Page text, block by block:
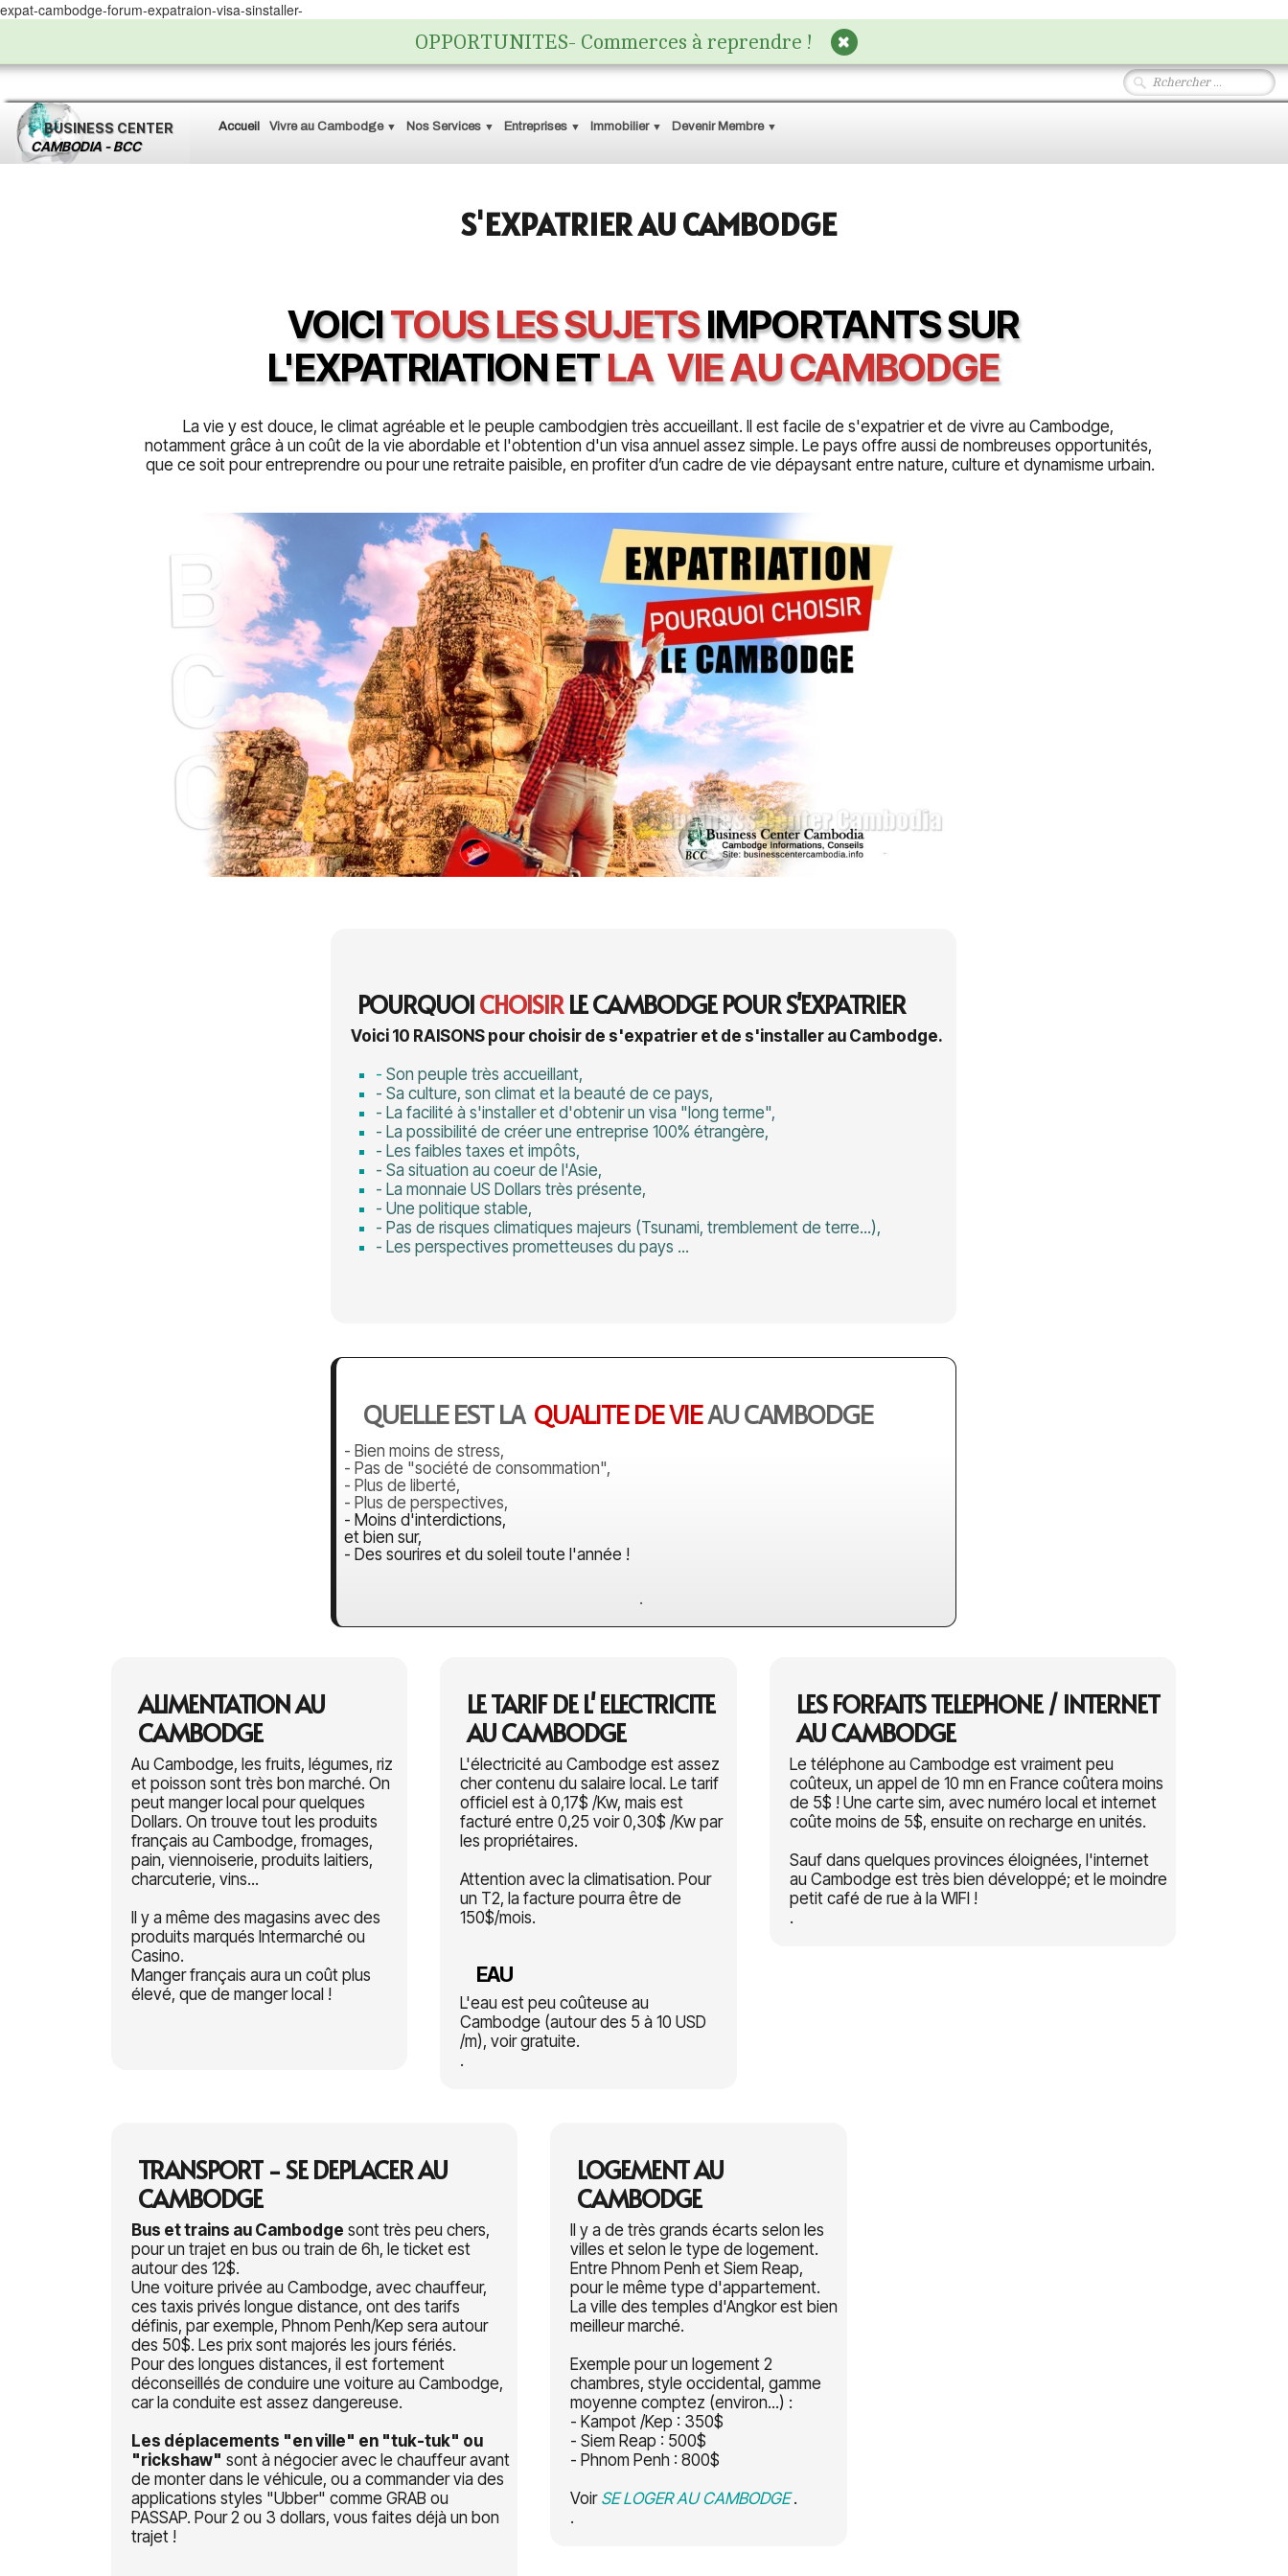
expat-cambodge-forum-expatraion-visa-sinstaller-
OPPORTUNITES- Commerces à reprendre !
BUSINESS CENTER
CAMBODIA - BCC
Accueil Vivre au Cambodge ▼ Nos Services ▼ Entreprises ▼ Immobilier ▼ Devenir Membre ▼
S'EXPATRIER AU CAMBODGE
VOICITOUS LES SUJETSIMPORTANTS SUR
L'EXPATRIATION ETLA VIE AU CAMBODGE
La vie y est douce, le climat agréable et le peuple cambodgien très accueillant. Il est facile de s'expatrier et de vivre au Cambodge,
notamment grâce à un coût de la vie abordable et l'obtention d'un visa annuel assez simple. Le pays offre aussi de nombreuses opportunités,
que ce soit pour entreprendre ou pour une retraite paisible, en profiter d’un cadre de vie dépaysant entre nature, culture et dynamisme urbain.
POURQUOICHOISIRLE CAMBODGE POUR S'EXPATRIER
Voici 10 RAISONS pour choisir de s'expatrier et de s'installer au Cambodge.
- Son peuple très accueillant,
- Sa culture, son climat et la beauté de ce pays,
- La facilité à s'installer et d'obtenir un visa "long terme",
- La possibilité de créer une entreprise 100% étrangère,
- Les faibles taxes et impôts,
- Sa situation au coeur de l'Asie,
- La monnaie US Dollars très présente,
- Une politique stable,
- Pas de risques climatiques majeurs (Tsunami, tremblement de terre...),
- Les perspectives prometteuses du pays ...
QUELLE EST LA QUALITE DE VIEAU CAMBODGE
- Bien moins de stress,
- Pas de "société de consommation",
- Plus de liberté,
- Plus de perspectives,
- Moins d'interdictions,
et bien sur,
- Des sourires et du soleil toute l'année !
.
ALIMENTATION AU
CAMBODGE
Au Cambodge, les fruits, légumes, riz
et poisson sont très bon marché. On
peut manger local pour quelques
Dollars. On trouve tout les produits
français au Cambodge, fromages,
pain, viennoiserie, produits laitiers,
charcuterie, vins...
Il y a même des magasins avec des
produits marqués Intermarché ou
Casino.
Manger français aura un coût plus
élevé, que de manger local !
LE TARIF DE L' ELECTRICITE
AU CAMBODGE
L'électricité au Cambodge est assez
cher contenu du salaire local. Le tarif
officiel est à 0,17$ /Kw, mais est
facturé entre 0,25 voir 0,30$ /Kw par
les propriétaires.
Attention avec la climatisation. Pour
un T2, la facture pourra être de
150$/mois.
EAU
L'eau est peu coûteuse au
Cambodge (autour des 5 à 10 USD
/m), voir gratuite.
.
LES FORFAITS TELEPHONE / INTERNET
AU CAMBODGE
Le téléphone au Cambodge est vraiment peu
coûteux, un appel de 10 mn en France coûtera moins
de 5$ ! Une carte sim, avec numéro local et internet
coûte moins de 5$, ensuite on recharge en unités.
Sauf dans quelques provinces éloignées, l'internet
au Cambodge est très bien développé; et le moindre
petit café de rue à la WIFI !
.
TRANSPORT - SE DEPLACER AU
CAMBODGE
Bus et trains au Cambodge sont très peu chers,
pour un trajet en bus ou train de 6h, le ticket est
autour des 12$.
Une voiture privée au Cambodge, avec chauffeur,
ces taxis privés longue distance, ont des tarifs
définis, par exemple, Phnom Penh/Kep sera autour
des 50$. Les prix sont majorés les jours fériés.
Pour des longues distances, il est fortement
déconseillés de conduire une voiture au Cambodge,
car la conduite est assez dangereuse.
Les déplacements "en ville" en "tuk-tuk" ou
"rickshaw" sont à négocier avec le chauffeur avant
de monter dans le véhicule, ou a commander via des
applications styles "Ubber" comme GRAB ou
PASSAP. Pour 2 ou 3 dollars, vous faites déjà un bon
trajet !
LOGEMENT AU
CAMBODGE
Il y a de très grands écarts selon les
villes et selon le type de logement.
Entre Phnom Penh et Siem Reap,
pour le même type d'appartement.
La ville des temples d'Angkor est bien
meilleur marché.
Exemple pour un logement 2
chambres, style occidental, gamme
moyenne comptez (environ...) :
- Kampot /Kep : 350$
- Siem Reap : 500$
- Phnom Penh : 800$
Voir SE LOGER AU CAMBODGE.
.